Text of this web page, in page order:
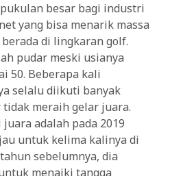
besar bagi industri
yang bisa menarik massa
di lingkaran golf.
pudar meski usianya
50. Beberapa kali
selalu diikuti banyak
meraih gelar juara.
adalah pada 2019
untuk kelima kalinya di
sebelumnya, dia
menaiki tangga